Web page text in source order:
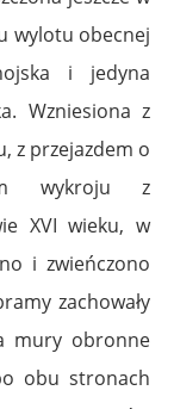
wylotu obecnej
i jedyna
Wzniesiona z
z przejazdem o
wykroju z
XVI wieku, w
i zwieńczono
zachowały
mury obronne
obu stronach